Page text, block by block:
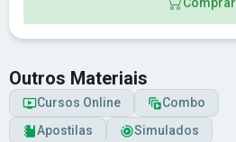
Outros Materiais
Cursos Online
Combo
Apostilas
Simulados